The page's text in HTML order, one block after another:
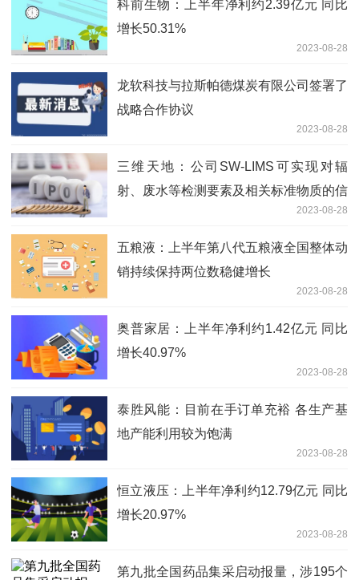
科前生物：上半年净利约2.39亿元 同比
增长50.31%
2023-08-28
龙软科技与拉斯帕德煤炭有限公司签署了
战略合作协议
2023-08-28
三维天地：公司SW-LIMS可实现对辐
射、废水等检测要素及相关标准物质的信
2023-08-28
五粮液：上半年第八代五粮液全国整体动
销持续保持两位数稳健增长
2023-08-28
奥普家居：上半年净利约1.42亿元 同比
增长40.97%
2023-08-28
泰胜风能：目前在手订单充裕 各生产基
地产能利用较为饱满
2023-08-28
恒立液压：上半年净利约12.79亿元 同比
增长20.97%
2023-08-28
第九批全国药品集采启动报量，涉195个